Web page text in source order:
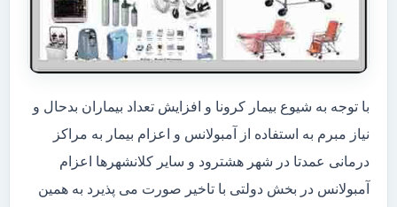
با توجه به شیوع بیمار کرونا و افزایش تعداد بیماران بدحال و
نیاز مبرم به استفاده از آمبولانس و اعزام بیمار به مراکز
درمانی عمدتا در شهر هشترود و سایر کلانشهرها اعزام
آمبولانس در بخش دولتی با تاخیر صورت می پذیرد به همین